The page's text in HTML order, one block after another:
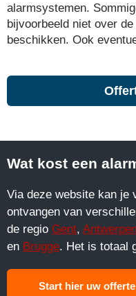
alarmsystemen.
bijvoorbeeld niet over
beschikken. Ook
Wat kost een
Via deze website kan je
ontvangen van
de regio Gent,
en Brugge. Het is totaal
Start hier uw